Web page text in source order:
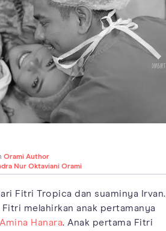
Orami Author
Nur Oktaviani Orami
Fitri Tropica dan suaminya Irvan.
Fitri melahirkan anak pertamanya
Hanara. Anak pertama Fitri